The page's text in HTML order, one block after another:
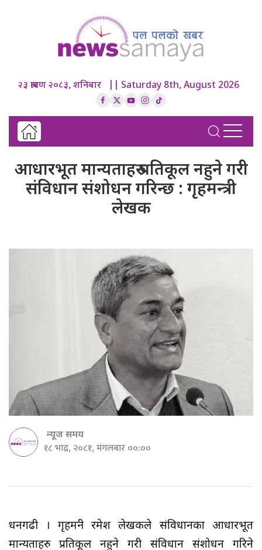
२३ श्रावण २०८३, शनिबार || Saturday 8th, August 2026
आधारभूत मान्यताहरु प्रतिकूल नहुने गरी
संविधान संशोधन गरिन्छ : गृहमन्त्री
लेखक
न्यूज समय
१८ भाद्र, २०८१, मंगलबार ००:००
धनगढी । गृहमन्त्री रमेश लेखकले संविधानका आधारभूत
मान्यताहरु प्रतिकूल नहुने गरी संविधान संशोधन गरिने